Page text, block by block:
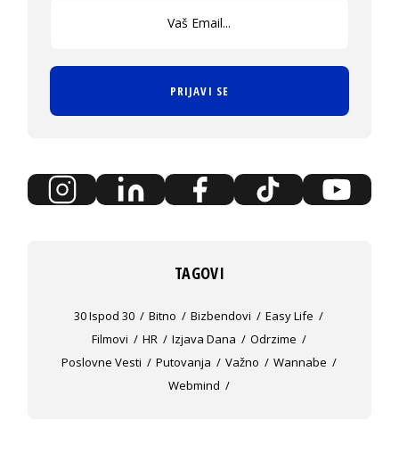
PRIJAVI SE
TAGOVI
30 Ispod 30 Bitno Bizbendovi
Easy Life
Filmovi
HR Izjava Dana
Odrzime
Poslovne Vesti
Putovanja Važno
Wannabe
Webmind